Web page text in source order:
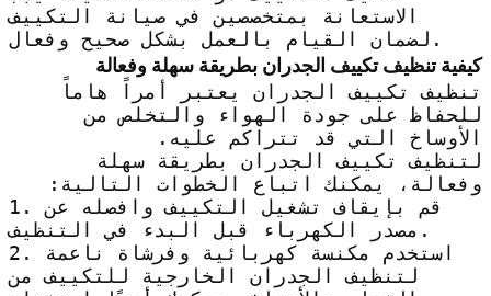
الاستعانة بمتخصصين في صيانة التكييف
لضمان القيام بالعمل بشكل صحيح وفعال.
كيفية تنظيف تكييف الجدران بطريقة سهلة وفعالة
تنظيف تكييف الجدران يعتبر أمراً هاماً
للحفاظ على جودة الهواء والتخلص من
الأوساخ التي قد تتراكم عليه.
لتنظيف تكييف الجدران بطريقة سهلة
وفعالة، يمكنك اتباع الخطوات التالية:
1. قم بإيقاف تشغيل التكييف وافصله عن
مصدر الكهرباء قبل البدء في التنظيف.
2. استخدم مكنسة كهربائية وفرشاة ناعمة
لتنظيف الجدران الخارجية للتكييف من